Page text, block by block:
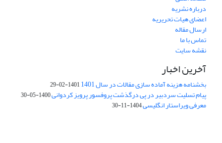
درباره نشریه
اعضای هیات تحریریه
ارسال مقاله
تماس با ما
نقشه سایت
آخرین اخبار
بخشنامه هزینه آماده سازی مقالات در سال 1401 1401-02-29
پیام تسلیت سردبیر در پی درگذشت پروفسور پرویز کردوانی1400-05-30
معرفی ویراستار انگلیسی1404-11-30